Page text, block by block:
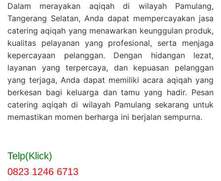
Dalam merayakan aqiqah di wilayah Pamulang,
Tangerang Selatan, Anda dapat mempercayakan jasa
catering aqiqah yang menawarkan keunggulan produk,
kualitas pelayanan yang profesional, serta menjaga
kepercayaan pelanggan. Dengan hidangan lezat,
layanan yang terpercaya, dan kepuasan pelanggan
yang terjaga, Anda dapat memiliki acara aqiqah yang
berkesan bagi keluarga dan tamu yang hadir. Pesan
catering aqiqah di wilayah Pamulang sekarang untuk
memastikan momen berharga ini berjalan sempurna.
Telp(Klick)
0823 1246 6713